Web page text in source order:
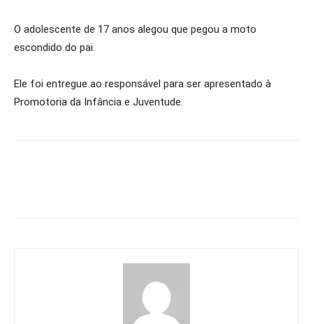
O adolescente de 17 anos alegou que pegou a moto
escondido do pai.
Ele foi entregue ao responsável para ser apresentado à
Promotoria da Infância e Juventude.